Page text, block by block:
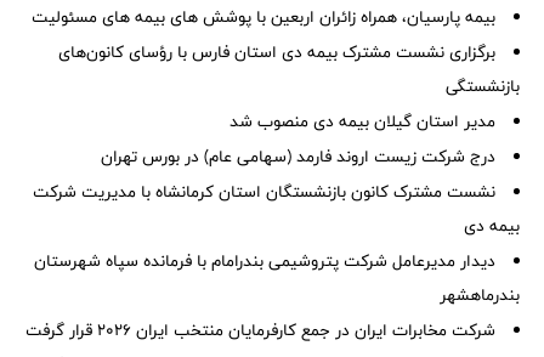
بیمه پارسیان، همراه زائران اربعین با پوشش های بیمه های مسئولیت
برگزاری نشست مشترک بیمه دی استان فارس با رؤسای کانون‌های
بازنشستگی
مدیر استان گیلان بیمه دی منصوب شد
درج شرکت زیست اروند فارمد (سهامی عام) در بورس تهران
نشست مشترک کانون بازنشستگان استان کرمانشاه با مدیریت شرکت
بیمه دی
دیدار مدیرعامل شرکت پتروشیمی بندرامام با فرمانده سپاه شهرستان
بندرماهشهر
شرکت مخابرات ایران در جمع کارفرمایان منتخب ایران ۲۰۲۶ قرار گرفت